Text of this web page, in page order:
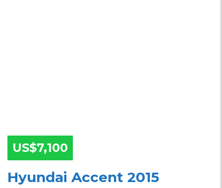
US$7,100
Hyundai Accent 2015